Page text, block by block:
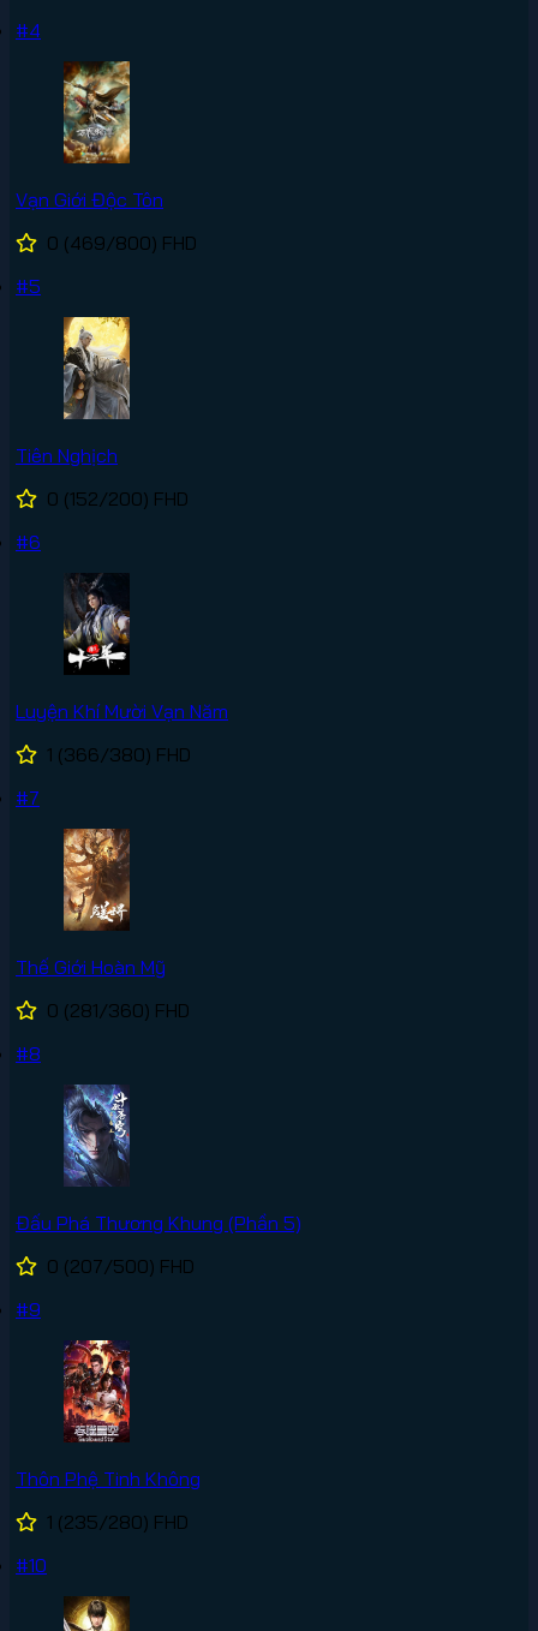
#4
Vạn Giới Độc Tôn
0 (469/800) FHD
#5
Tiên Nghịch
0 (152/200) FHD
#6
Luyện Khí Mười Vạn Năm
1 (366/380) FHD
#7
Thế Giới Hoàn Mỹ
0 (281/360) FHD
#8
Đấu Phá Thương Khung (Phần 5)
0 (207/500) FHD
#9
Thôn Phệ Tinh Không
1 (235/280) FHD
#10